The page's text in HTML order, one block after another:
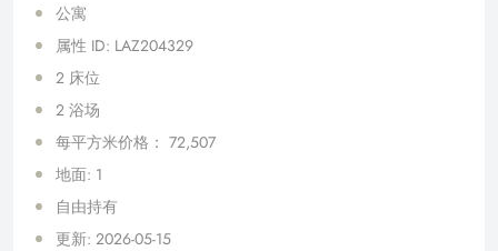
公寓
属性 ID: LAZ204329
2 床位
2 浴场
每平方米价格： 72,507
地面: 1
自由持有
更新: 2026-05-15